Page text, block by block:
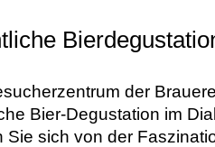
der
Bier-Degustation im
Sie sich von der